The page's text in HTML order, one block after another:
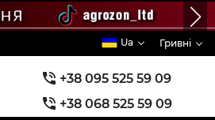
Ua Гривні
+38 095 525 59 09
+38 068 525 59 09